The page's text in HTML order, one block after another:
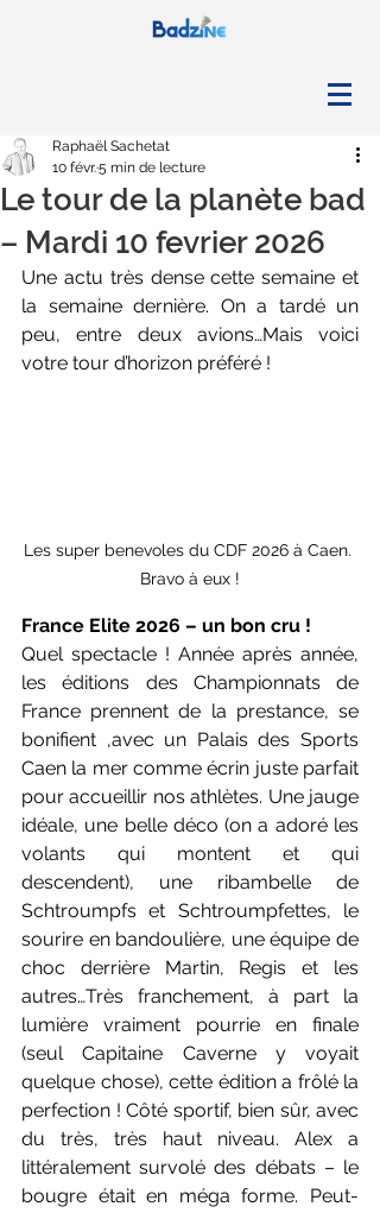
Le tour de la planète bad
– Mardi 10 fevrier 2026
Raphaël Sachetat
10 févr.5 min de lecture
Une actu très dense cette semaine et
la semaine dernière. On a tardé un
peu, entre deux avions…Mais voici
votre tour d’horizon préféré !
Les super benevoles du CDF 2026 à Caen.
Bravo à eux !
France Elite 2026 – un bon cru !
Quel spectacle ! Année après année,
les éditions des Championnats de
France prennent de la prestance, se
bonifient ,avec un Palais des Sports
Caen la mer comme écrin juste parfait
pour accueillir nos athlètes. Une jauge
idéale, une belle déco (on a adoré les
volants qui montent et qui
descendent), une ribambelle de
Schtroumpfs et Schtroumpfettes, le
sourire en bandoulière, une équipe de
choc derrière Martin, Regis et les
autres…Très franchement, à part la
lumière vraiment pourrie en finale
(seul Capitaine Caverne y voyait
quelque chose), cette édition a frôlé la
perfection ! Côté sportif, bien sûr, avec
du très, très haut niveau. Alex a
littéralement survolé des débats – le
bougre était en méga forme. Peut-